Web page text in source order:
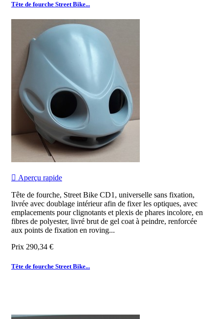
Tête de fourche Street Bike...
 Aperçu rapide
Tête de fourche, Street Bike CD1, universelle sans fixation,
livrée avec doublage intérieur afin de fixer les optiques, avec
emplacements pour clignotants et plexis de phares incolore, en
fibres de polyester, livré brut de gel coat à peindre, renforcée
aux points de fixation en roving...
Prix 290,34 €
Tête de fourche Street Bike...